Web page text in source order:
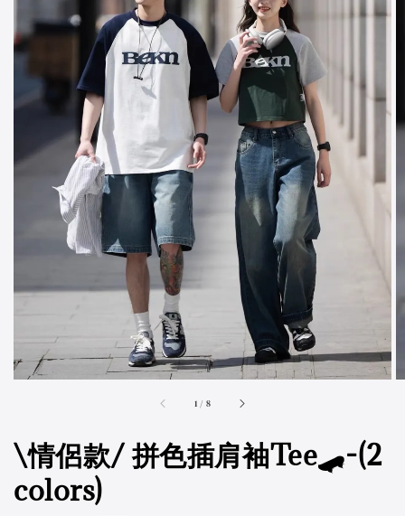
1 / accessibility.of
8
\情侶款/ 拼色插肩袖Tee🛹-(2
colors)